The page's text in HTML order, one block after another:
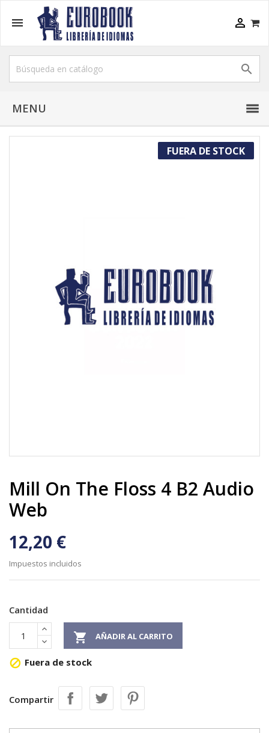
 

MENU
FUERA DE STOCK
Mill On The Floss 4 B2 Audio
Web
12,20 €
Impuestos incluidos
Cantidad
 AÑADIR AL CARRITO
 Fuera de stock
Compartir